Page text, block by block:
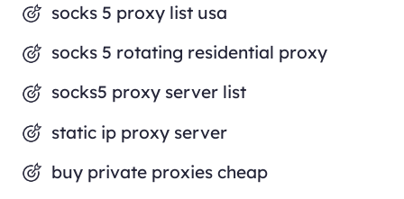
socks 5 proxy list usa
socks 5 rotating residential proxy
socks5 proxy server list
static ip proxy server
buy private proxies cheap